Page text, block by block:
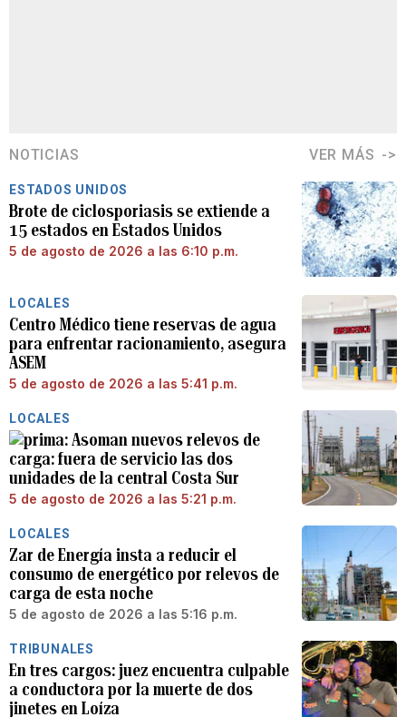
NOTICIAS VER MÁS
ESTADOS UNIDOS
Brote de ciclosporiasis se extiende a
15 estados en Estados Unidos
5 de agosto de 2026 a las 6:10 p.m.
LOCALES
Centro Médico tiene reservas de agua
para enfrentar racionamiento, asegura
ASEM
5 de agosto de 2026 a las 5:41 p.m.
LOCALES
Asoman nuevos relevos de
carga: fuera de servicio las dos
unidades de la central Costa Sur
5 de agosto de 2026 a las 5:21 p.m.
LOCALES
Zar de Energía insta a reducir el
consumo de energético por relevos de
carga de esta noche
5 de agosto de 2026 a las 5:16 p.m.
TRIBUNALES
En tres cargos: juez encuentra culpable
a conductora por la muerte de dos
jinetes en Loíza